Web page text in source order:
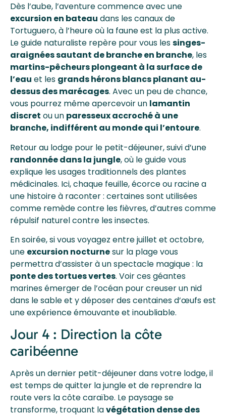
Dès l’aube, l’aventure commence avec une
excursion en bateau dans les canaux de
Tortuguero, à l’heure où la faune est la plus active.
Le guide naturaliste repère pour vous lessinges-
araignées sautant de branche en branche, les
martins-pêcheurs plongeant à la surface de
l’eau et les grands hérons blancs planant au-
dessus des marécages. Avec un peu de chance,
vous pourrez même apercevoir un lamantin
discret ou un paresseux accroché à une
branche, indifférent au monde qui l’entoure.
Retour au lodge pour le petit-déjeuner, suivi d’une
randonnée dans la jungle, où le guide vous
explique les usages traditionnels des plantes
médicinales. Ici, chaque feuille, écorce ou racine a
une histoire à raconter : certaines sont utilisées
comme remède contre les fièvres, d’autres comme
répulsif naturel contre les insectes.
En soirée, si vous voyagez entre juillet et octobre,
une excursion nocturnesur la plage vous
permettra d’assister à un spectacle magique : la
ponte des tortues vertes. Voir ces géantes
marines émerger de l’océan pour creuser un nid
dans le sable et y déposer des centaines d’œufs est
une expérience émouvante et inoubliable.
Jour 4 : Direction la côte
caribéenne
Après un dernier petit-déjeuner dans votre lodge, il
est temps de quitter la jungle et de reprendre la
route vers la côte caraïbe. Le paysage se
transforme, troquant lavégétation dense des